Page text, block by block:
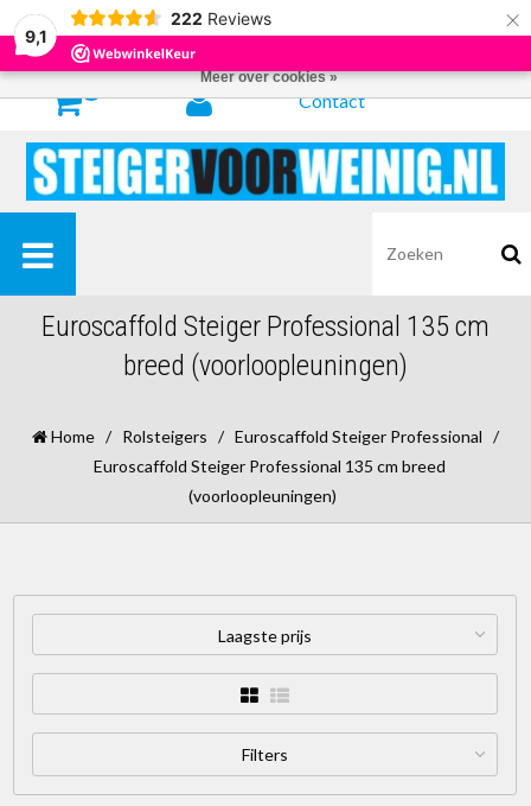
9,1
222 Reviews ×
Contact
Euroscaffold Steiger Professional 135 cm
breed (voorloopleuningen)
Home / Rolsteigers / Euroscaffold Steiger Professional /
Euroscaffold Steiger Professional 135 cm breed
(voorloopleuningen)
Laagste prijs
Filters
Door het gebruiken van onze website, ga je akkoord met het gebruik van
cookies om onze website te verbeteren.
Meer over cookies »